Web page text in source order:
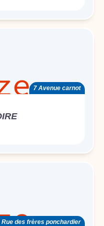
7 Avenue carnot
des frères ponchardier